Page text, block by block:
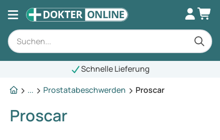
Schnelle Lieferung
...
Prostatabeschwerden Proscar
Proscar